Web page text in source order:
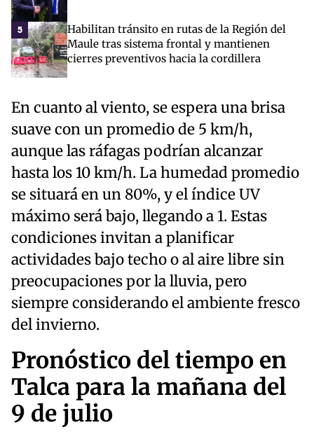
5
Habilitan tránsito en rutas de la Región del
Maule tras sistema frontal y mantienen
cierres preventivos hacia la cordillera
En cuanto al viento, se espera una brisa
suave con un promedio de 5 km/h,
aunque las ráfagas podrían alcanzar
hasta los 10 km/h. La humedad promedio
se situará en un 80%, y el índice UV
máximo será bajo, llegando a 1. Estas
condiciones invitan a planificar
actividades bajo techo o al aire libre sin
preocupaciones por la lluvia, pero
siempre considerando el ambiente fresco
del invierno.
Pronóstico del tiempo en
Talca para la mañana del
9 de julio